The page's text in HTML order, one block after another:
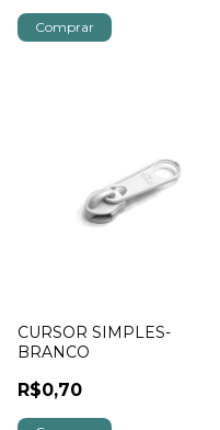
CURSOR SIMPLES-
BRANCO
R$0,70